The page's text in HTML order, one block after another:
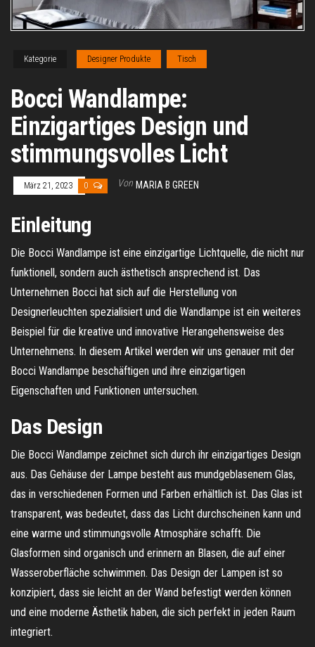
Kategorie Designer Produkte Tisch
Bocci Wandlampe:
Einzigartiges Design und
stimmungsvolles Licht
März 21, 2023 0 Von MARIA B GREEN
Einleitung
Die Bocci Wandlampe ist eine einzigartige Lichtquelle, die nicht nur
funktionell, sondern auch ästhetisch ansprechend ist. Das
Unternehmen Bocci hat sich auf die Herstellung von
Designerleuchten spezialisiert und die Wandlampe ist ein weiteres
Beispiel für die kreative und innovative Herangehensweise des
Unternehmens. In diesem Artikel werden wir uns genauer mit der
Bocci Wandlampe beschäftigen und ihre einzigartigen
Eigenschaften und Funktionen untersuchen.
Das Design
Die Bocci Wandlampe zeichnet sich durch ihr einzigartiges Design
aus. Das Gehäuse der Lampe besteht aus mundgeblasenem Glas,
das in verschiedenen Formen und Farben erhältlich ist. Das Glas ist
transparent, was bedeutet, dass das Licht durchscheinen kann und
eine warme und stimmungsvolle Atmosphäre schafft. Die
Glasformen sind organisch und erinnern an Blasen, die auf einer
Wasseroberfläche schwimmen. Das Design der Lampen ist so
konzipiert, dass sie leicht an der Wand befestigt werden können
und eine moderne Ästhetik haben, die sich perfekt in jeden Raum
integriert.